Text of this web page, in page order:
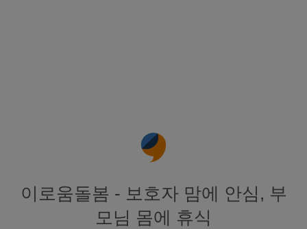
이로움돌봄 - 보호자 맘에 안심, 부
모님 몸에 휴식